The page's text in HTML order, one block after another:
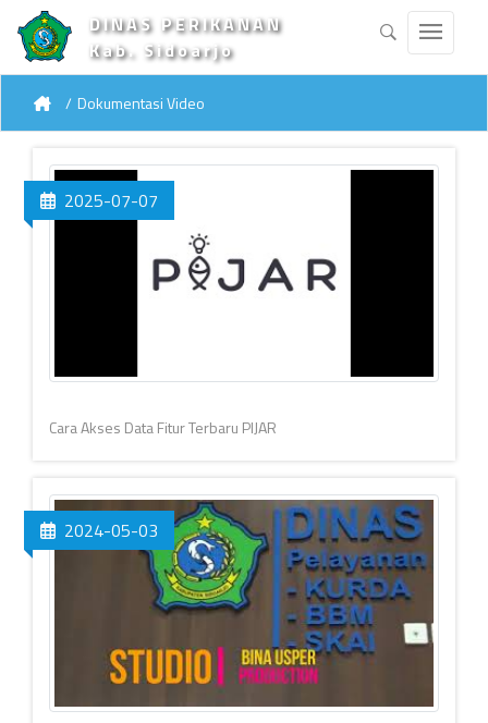
DINAS PERIKANAN
Kab. Sidoarjo
Dokumentasi Video
2025-07-07
Cara Akses Data Fitur Terbaru PIJAR
2024-05-03